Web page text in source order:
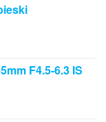
F4.5-6.3 IS